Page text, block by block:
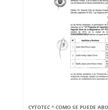
CYTOTEC ^ COMO SE PUEDE